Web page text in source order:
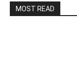
MOST READ